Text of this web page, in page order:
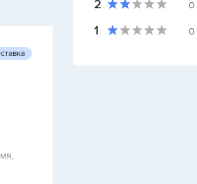
2 0
1 0